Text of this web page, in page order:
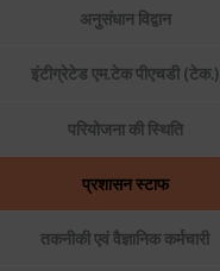
अनुसंधान विद्वान
इंटीग्रेटेड एम.टेक पीएचडी (टेक.)
परियोजना की स्थिति
प्रशासन स्टाफ
तकनीकी एवं वैज्ञानिक कर्मचारी